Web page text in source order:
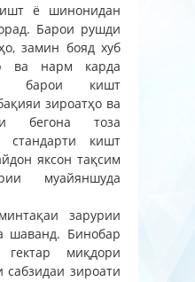
ё шинонидан
Барои рушди
замин бояд хуб
ва нарм карда
барои кишт
зироатҳо ва
бегона тоза
кишт
яксон тақсим
муайяншуда
зарурии
шаванд. Бинобар
миқдори
зироати